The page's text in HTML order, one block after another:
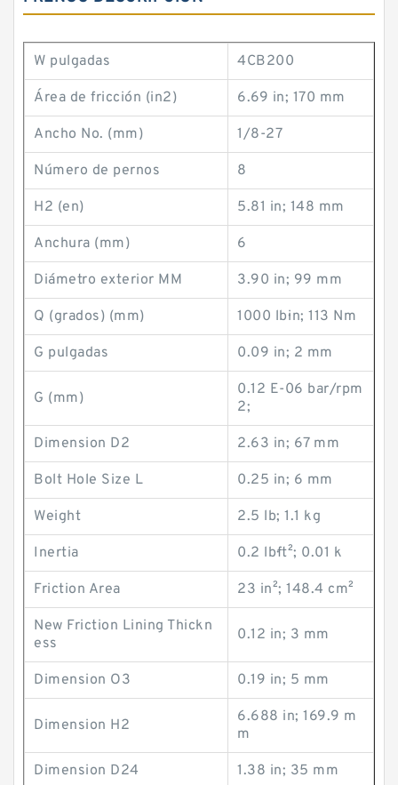
W pulgadas 4CB200
Área de fricción (in2) 6.69 in; 170 mm
Ancho No. (mm) 1/8-27
Número de pernos 8
H2 (en) 5.81 in; 148 mm
Anchura (mm) 6
Diámetro exterior MM 3.90 in; 99 mm
Q (grados) (mm) 1000 lb·in; 113 Nm
G pulgadas 0.09 in; 2 mm
G (mm)
0.12 E-06 bar/rpm
2;
Dimension D2 2.63 in; 67 mm
Bolt Hole Size L 0.25 in; 6 mm
Weight 2.5 lb; 1.1 kg
Inertia 0.2 lb·ft²; 0.01 k
Friction Area 23 in²; 148.4 cm²
New Friction Lining Thickn
ess
0.12 in; 3 mm
Dimension O3 0.19 in; 5 mm
Dimension H2
6.688 in; 169.9 m
m
Dimension D24 1.38 in; 35 mm